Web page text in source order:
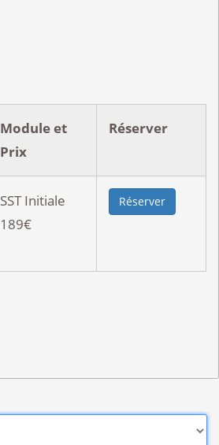
Module et
Prix
Réserver
SST Initiale
189€
Réserver